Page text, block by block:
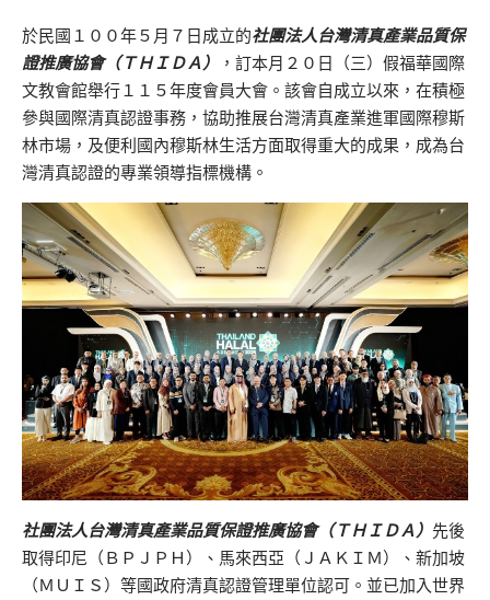
於民國１００年５月７日成立的社團法人台灣清真產業品質保
證推廣協會（ＴＨＩＤＡ）
，訂本月２０日（三）假福華國際
文教會館舉行１１５年度會員大會。該會自成立以來，在積極
參與國際清真認證事務，協助推展台灣清真產業進軍國際穆斯
林市場，及便利國內穆斯林生活方面取得重大的成果，成為台
灣清真認證的專業領導指標機構。
社團法人台灣清真產業品質保證推廣協會（ＴＨＩＤＡ） 先後
取得印尼（ＢＰＪＰＨ）、馬來西亞（ＪＡＫＩＭ）、新加坡
（ＭＵＩＳ）等國政府清真認證管理單位認可。並已加入世界